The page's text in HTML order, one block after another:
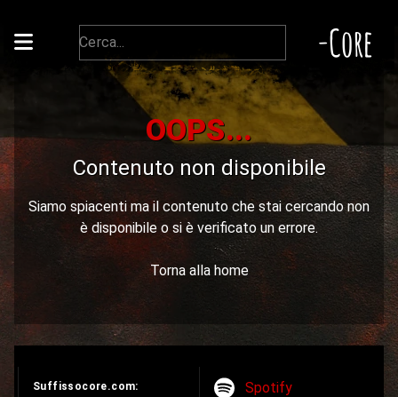
-Core
OOPS...
Contenuto non disponibile
Siamo spiacenti ma il contenuto che stai cercando non
è disponibile o si è verificato un errore.
Torna alla home
Suffissocore.com:
Spotify